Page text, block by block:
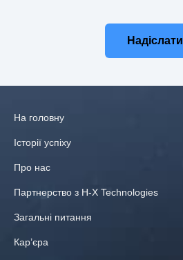
Надіслати
На головну
Історії успіху
Про нас
Партнерство з H-X Technologies
Загальні питання
Кар’єра